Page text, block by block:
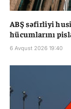
ABŞ səfirliyi
hücumlarını
6 Avqust 2026 19:40